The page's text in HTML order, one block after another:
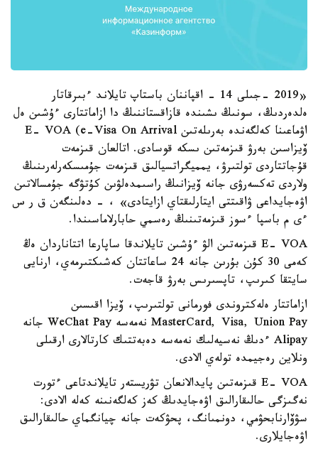
«2019 -جىلى 14 - اقپاننان باستاپ تايلاند ءبىرقاتار
ەلدەردىڭ، سونىڭ ىشىندە قازاقستاننىڭ دا ازاماتتارى ءۇشىن ەل
اۋماعىنا كەلگەندە بەرىلەتىن E- VOA (e-Visa On Arrival
ۆيزاسىن بەرۋ قىزمەتىن ىسكە قوسادى. اتالعان قىزمەت
قۇجاتتاردى تولتىرۋ، يمميگراتسيالىق قىزمەت جۇمىسكەرلەرىنىڭ
ولاردى تەكسەرۋى جانە ۆيزانىڭ راسىمدەلۋىن كۇتۋگە جۇمسالاتىن
اۋەجايداعى ۋاقىتتى ايتارلىقتاي ازايتادى» ، - دەلىنگەن ق ر س
ءى م باسپا ءسوز قىزمەتىنىڭ رەسمي حابارلاماسىندا.
E- VOA قىزمەتىن الۋ ءۇشىن تايلاندقا ساپارعا اتتاناردان ەڭ
كەمى 30 كۇن بۇرىن جانە 24 ساعاتتان كەشىكتىرمەي، ارنايى
سايتقا كىرىپ، تاپسىرىس بەرۋ قاجەت.
ازاماتتار ەلەكتروندى فورمانى تولتىرىپ، ۆيزا اقىسىن
MasterCard, Visa, Union Pay نەمەسە WeChat Pay جانە
Alipay ءدىڭ نەسيەلىك نەمەسە دەبەتتىك كارتالارى ارقىلى
ونلاين رەجيمدە تولەي الادى.
E- VOA قىزمەتىن پايدالانعان تۋريستەر تايلاندتاعى ءتورت
نەگىزگى حالىقارالىق اۋەجايدىڭ كەز كەلگەنىنە كەلە الادى:
سۋۆارنابحۋمي، دونمىانگ، پحۋكەت جانە چيانگماي حالىقارالىق
اۋەجايلارى.